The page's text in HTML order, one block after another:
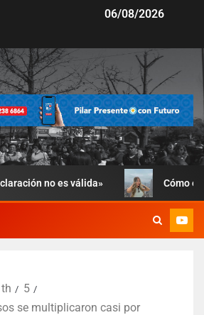
06/08/2026
es válida» Cómo está
th
5
se multiplicaron casi por